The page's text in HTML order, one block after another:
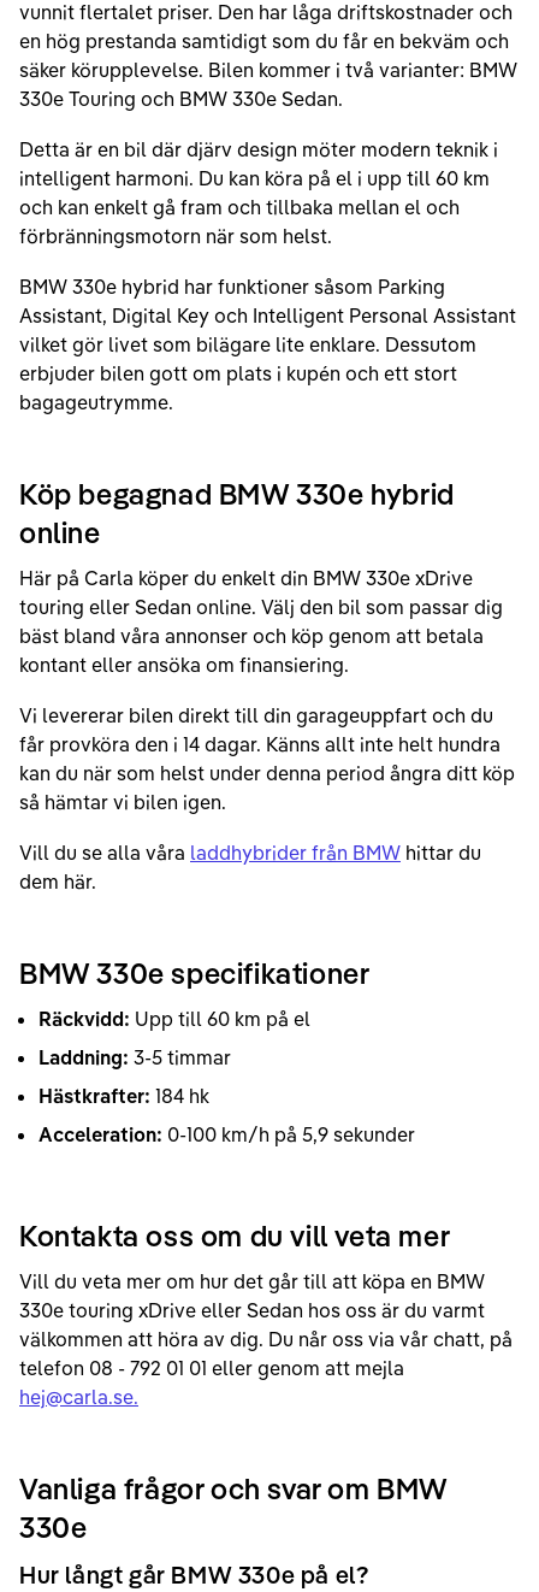
vunnit flertalet priser. Den har låga driftskostnader och
en hög prestanda samtidigt som du får en bekväm och
säker körupplevelse. Bilen kommer i två varianter: BMW
330e Touring och BMW 330e Sedan.
Detta är en bil där djärv design möter modern teknik i
intelligent harmoni. Du kan köra på el i upp till 60 km
och kan enkelt gå fram och tillbaka mellan el och
förbränningsmotorn när som helst.
BMW 330e hybrid har funktioner såsom Parking
Assistant, Digital Key och Intelligent Personal Assistant
vilket gör livet som bilägare lite enklare. Dessutom
erbjuder bilen gott om plats i kupén och ett stort
bagageutrymme.
Köp begagnad BMW 330e hybrid
online
Här på Carla köper du enkelt din BMW 330e xDrive
touring eller Sedan online. Välj den bil som passar dig
bäst bland våra annonser och köp genom att betala
kontant eller ansöka om finansiering.
Vi levererar bilen direkt till din garageuppfart och du
får provköra den i 14 dagar. Känns allt inte helt hundra
kan du när som helst under denna period ångra ditt köp
så hämtar vi bilen igen.
Vill du se alla våra laddhybrider från BMW hittar du
dem här.
BMW 330e specifikationer
Räckvidd: Upp till 60 km på el
Laddning: 3-5 timmar
Hästkrafter: 184 hk
Acceleration: 0-100 km/h på 5,9 sekunder
Kontakta oss om du vill veta mer
Vill du veta mer om hur det går till att köpa en BMW
330e touring xDrive eller Sedan hos oss är du varmt
välkommen att höra av dig. Du når oss via vår chatt, på
telefon 08 - 792 01 01 eller genom att mejla
hej@carla.se.
Vanliga frågor och svar om BMW
330e
Hur långt går BMW 330e på el?